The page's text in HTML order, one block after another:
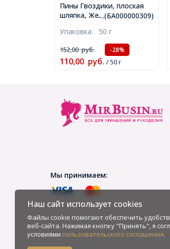
...(БА000000309)
Пины Гвоздики, плоская
шляпка, Железо, Цвет:
35х0.7мм, 50г/около
320шт, (БА000000309)
Упаковка: 50 г
152,00руб. -28%
110,00 руб. / 50 г
Мы принимаем:
Наш сайт использует cookies
Файлы cookie помогают обеспечить
веб-сайта. Нажимая кнопку "Принять", я
условиями пользовательского соглашения.